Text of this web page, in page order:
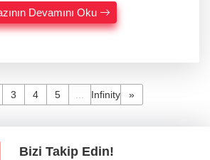
Devamını Oku
3 4 5 Infinity »
Bizi Takip Edin!